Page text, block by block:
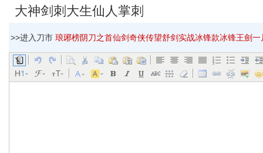
大神剑刺大生仙人掌刺
>>进入刀市 琅琊榜阴刀之首仙剑奇侠传望舒剑实战冰锋款冰锋王劍